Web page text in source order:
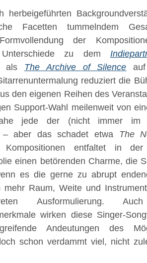
herbeigeführten
Facetten tummelndem
der
Unterschiede zu dem
als The Archive of Silence
reduziert die
den eigenen Reihen des
Support-Wahl meilenweit von
jede der (nicht immer im
– aber das schadet etwa The
Kompositionen entfaltet in
einen betörenden Charme, die
es die gerne zu abrupt
mehr Raum, Weite und
Ausformulierung.
wirken diese Singer-
Andeutungen des
schon verdammt viel, nicht